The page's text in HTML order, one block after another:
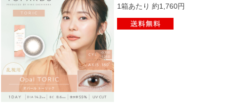
1箱あたり 約1,760円